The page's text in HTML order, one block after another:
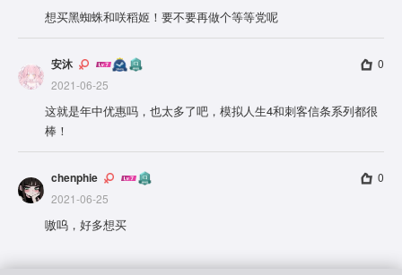
想买黑蜘蛛和咲稻姬！要不要再做个等等党呢
安沐
2021-06-25
0
这就是年中优惠吗，也太多了吧，模拟人生4和刺客信条系列都很
棒！
chenphie
2021-06-25
0
嗷呜，好多想买